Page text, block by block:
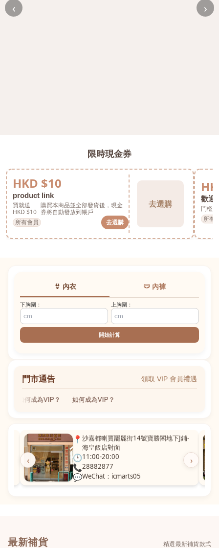
‹ ›
限時現金券
HKD $10
product link
買就送
HKD $10
購買本商品並全部發貨後，現金
券將自動發放到帳戶
所有會員
去選購
去選購
歡迎
門檻
所有
👙 內衣 🩲 內褲
下胸圍： 上胸圍：
開始計算
門市通告 領取 VIP 會員禮遇
如何成為VIP？ 如何成為VIP？
‹ ›
📍 沙嘉都喇賈罷麗街14號寶勝閣地下J鋪-
海皇飯店對面
🕒11:00-20:00
📞28882877
💬WeChat：icmarts05
最新補貨 精選最新補貨款式